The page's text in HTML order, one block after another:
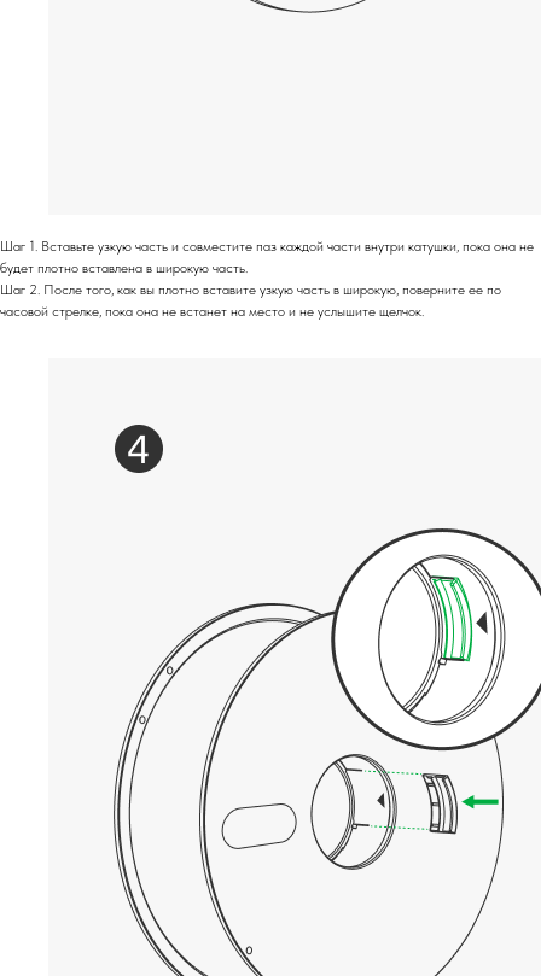
Шаг 1. Вставьте узкую часть и совместите паз каждой части внутри катушки, пока она не
будет плотно вставлена ​​в широкую часть.
Шаг 2. После того, как вы плотно вставите узкую часть в широкую, поверните ее по
часовой стрелке, пока она не встанет на место и не услышите щелчок.